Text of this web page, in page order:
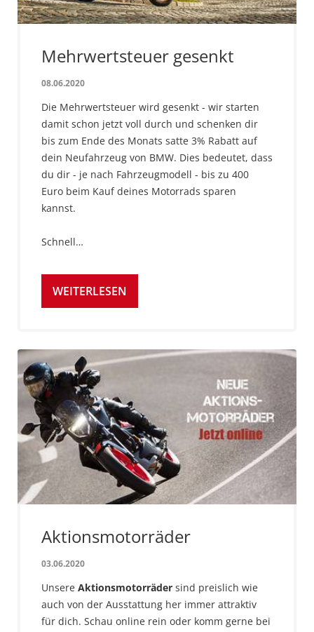
Mehrwertsteuer gesenkt
08.06.2020
Die Mehrwertsteuer wird gesenkt - wir starten
damit schon jetzt voll durch und schenken dir
bis zum Ende des Monats satte 3% Rabatt auf
dein Neufahrzeug von BMW. Dies bedeutet, dass
du dir - je nach Fahrzeugmodell - bis zu 400
Euro beim Kauf deines Motorrads sparen
kannst.
Schnell…
WEITERLESEN
Aktionsmotorräder
03.06.2020
Unsere Aktionsmotorräder sind preislich wie
auch von der Ausstattung her immer attraktiv
für dich. Schau online rein oder komm gerne bei